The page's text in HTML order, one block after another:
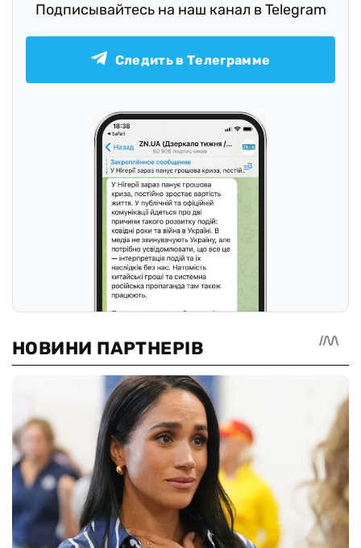
Подписывайтесь на наш канал в Telegram
Следить в Телеграмме